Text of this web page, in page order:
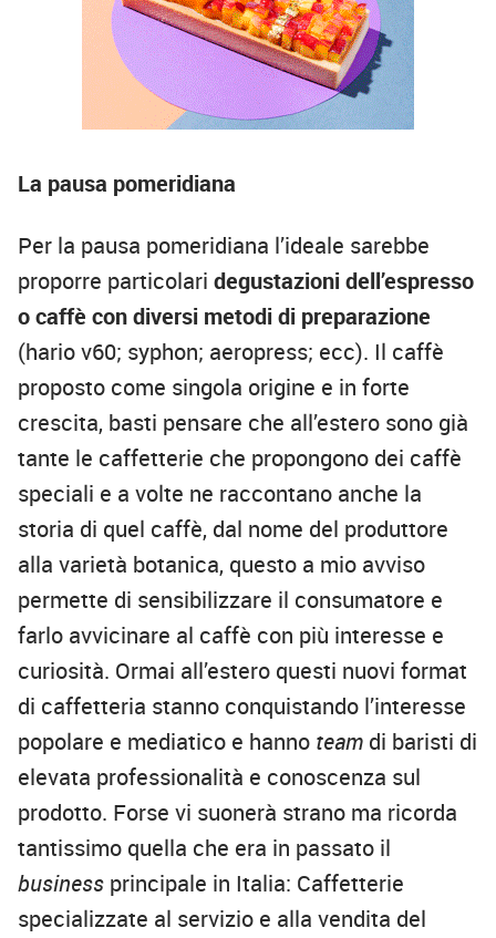
La pausa pomeridiana
Per la pausa pomeridiana l’ideale sarebbe
proporre particolari degustazioni dell’espresso
o caffè con diversi metodi di preparazione
(hario v60; syphon; aeropress; ecc). Il caffè
proposto come singola origine e in forte
crescita, basti pensare che all’estero sono già
tante le caffetterie che propongono dei caffè
speciali e a volte ne raccontano anche la
storia di quel caffè, dal nome del produttore
alla varietà botanica, questo a mio avviso
permette di sensibilizzare il consumatore e
farlo avvicinare al caffè con più interesse e
curiosità. Ormai all’estero questi nuovi format
di caffetteria stanno conquistando l’interesse
popolare e mediatico e hanno team di baristi di
elevata professionalità e conoscenza sul
prodotto. Forse vi suonerà strano ma ricorda
tantissimo quella che era in passato il
business principale in Italia: Caffetterie
specializzate al servizio e alla vendita del